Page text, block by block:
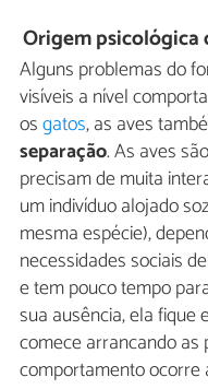
Origem
Alguns problemas do
visíveis a nível
osgatos, as aves
separação. As aves
precisam de muita
um indivíduo alojado
mesma espécie),
necessidades sociais
e tem pouco tempo
sua ausência, ela
comece arrancando as
comportamento ocorre